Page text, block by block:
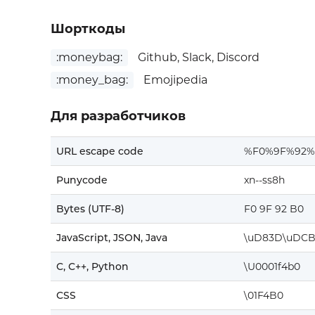
Шорткоды
:moneybag:
Github, Slack, Discord
:money_bag:
Emojipedia
Для разработчиков
URL escape code
Punycode xn--ss8h
Bytes (UTF-8) F0 9F 92 B0
JavaScript, JSON, Java
C, C++, Python \U0001f4b0
CSS \01F4B0